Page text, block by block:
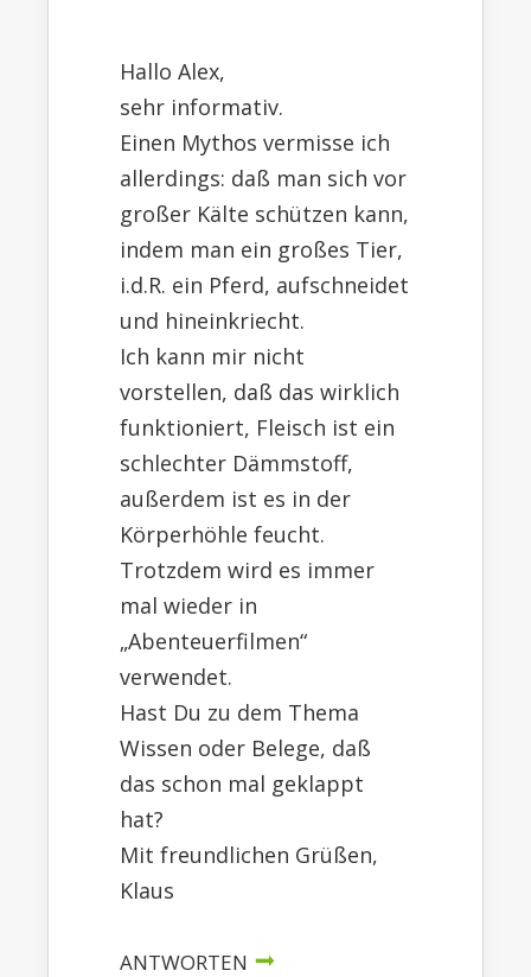
Hallo Alex,
sehr informativ.
Einen Mythos vermisse ich
allerdings: daß man sich vor
großer Kälte schützen kann,
indem man ein großes Tier,
i.d.R. ein Pferd, aufschneidet
und hineinkriecht.
Ich kann mir nicht
vorstellen, daß das wirklich
funktioniert, Fleisch ist ein
schlechter Dämmstoff,
außerdem ist es in der
Körperhöhle feucht.
Trotzdem wird es immer
mal wieder in
„Abenteuerfilmen“
verwendet.
Hast Du zu dem Thema
Wissen oder Belege, daß
das schon mal geklappt
hat?
Mit freundlichen Grüßen,
Klaus
ANTWORTEN